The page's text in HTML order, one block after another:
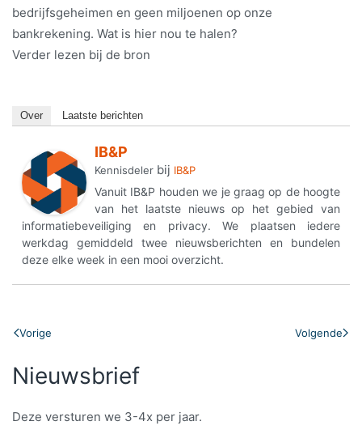
bedrijfsgeheimen en geen miljoenen op onze
bankrekening. Wat is hier nou te halen?
Verder lezen bij de bron
Over Laatste berichten
IB&P
Kennisdeler bij IB&P
Vanuit IB&P houden we je graag op de hoogte
van het laatste nieuws op het gebied van
informatiebeveiliging en privacy. We plaatsen iedere
werkdag gemiddeld twee nieuwsberichten en bundelen
deze elke week in een mooi overzicht.
Vorige Volgende
Nieuwsbrief
Deze versturen we 3-4x per jaar.